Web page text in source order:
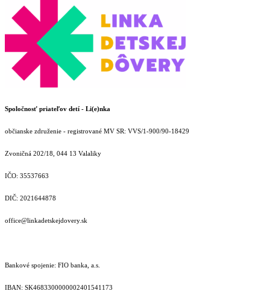
Spoločnosť priateľov detí - Li(e)nka
občianske združenie - registrované MV SR: VVS/1-900/90-18429
Zvoničná 202/18, 044 13 Valaliky
IČO: 35537663
DIČ: 2021644878
office@linkadetskejdovery.sk
Bankové spojenie: FIO banka, a.s.
IBAN: SK46833000000­02401541173